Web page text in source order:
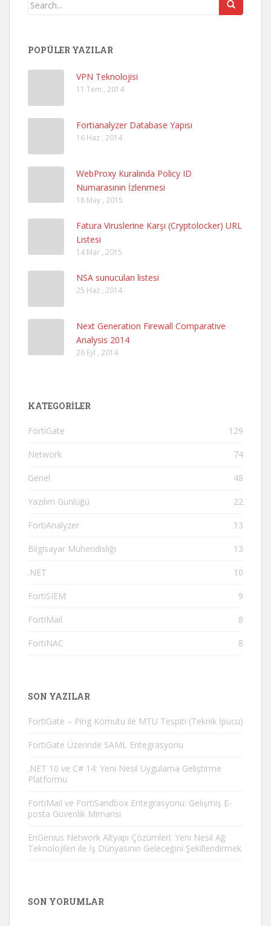
POPÜLER YAZILAR
VPN Teknolojisi
11 Tem , 2014
Fortianalyzer Database Yapısı
16 Haz , 2014
WebProxy Kuralında Policy ID
Numarasının İzlenmesi
18 May , 2015
Fatura Viruslerine Karşı (Cryptolocker) URL
Listesi
14 Mar , 2015
NSA sunucuları listesi
25 Haz , 2014
Next Generation Firewall Comparative
Analysis 2014
26 Eyl , 2014
KATEGORILER
FortiGate 129
Network 74
Genel 48
Yazılım Günlüğü 22
FortiAnalyzer 13
Bilgisayar Mühendisliği 13
.NET 10
FortiSIEM 9
FortiMail 8
FortiNAC 8
SON YAZILAR
FortiGate – Ping Komutu ile MTU Tespiti (Teknik İpucu)
FortiGate Üzerinde SAML Entegrasyonu
.NET 10 ve C# 14: Yeni Nesil Uygulama Geliştirme
Platformu
FortiMail ve FortiSandbox Entegrasyonu: Gelişmiş E-
posta Güvenlik Mimarisi
EnGenius Network Altyapı Çözümleri: Yeni Nesil Ağ
Teknolojileri ile İş Dünyasının Geleceğini Şekillendirmek
SON YORUMLAR